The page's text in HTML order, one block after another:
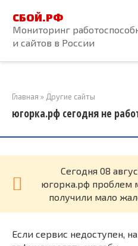
контенту
СБОЙ.РФ
Мониторинг
и сайтов в России
Главная » Другие сайты
югорка.рф сегодня не
Cегодня 08
югорка.рф проблем
получили мало
Если сервис недоступен,